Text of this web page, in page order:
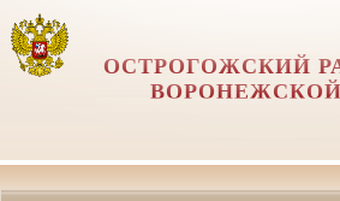
ОСТРОГОЖСКИЙ